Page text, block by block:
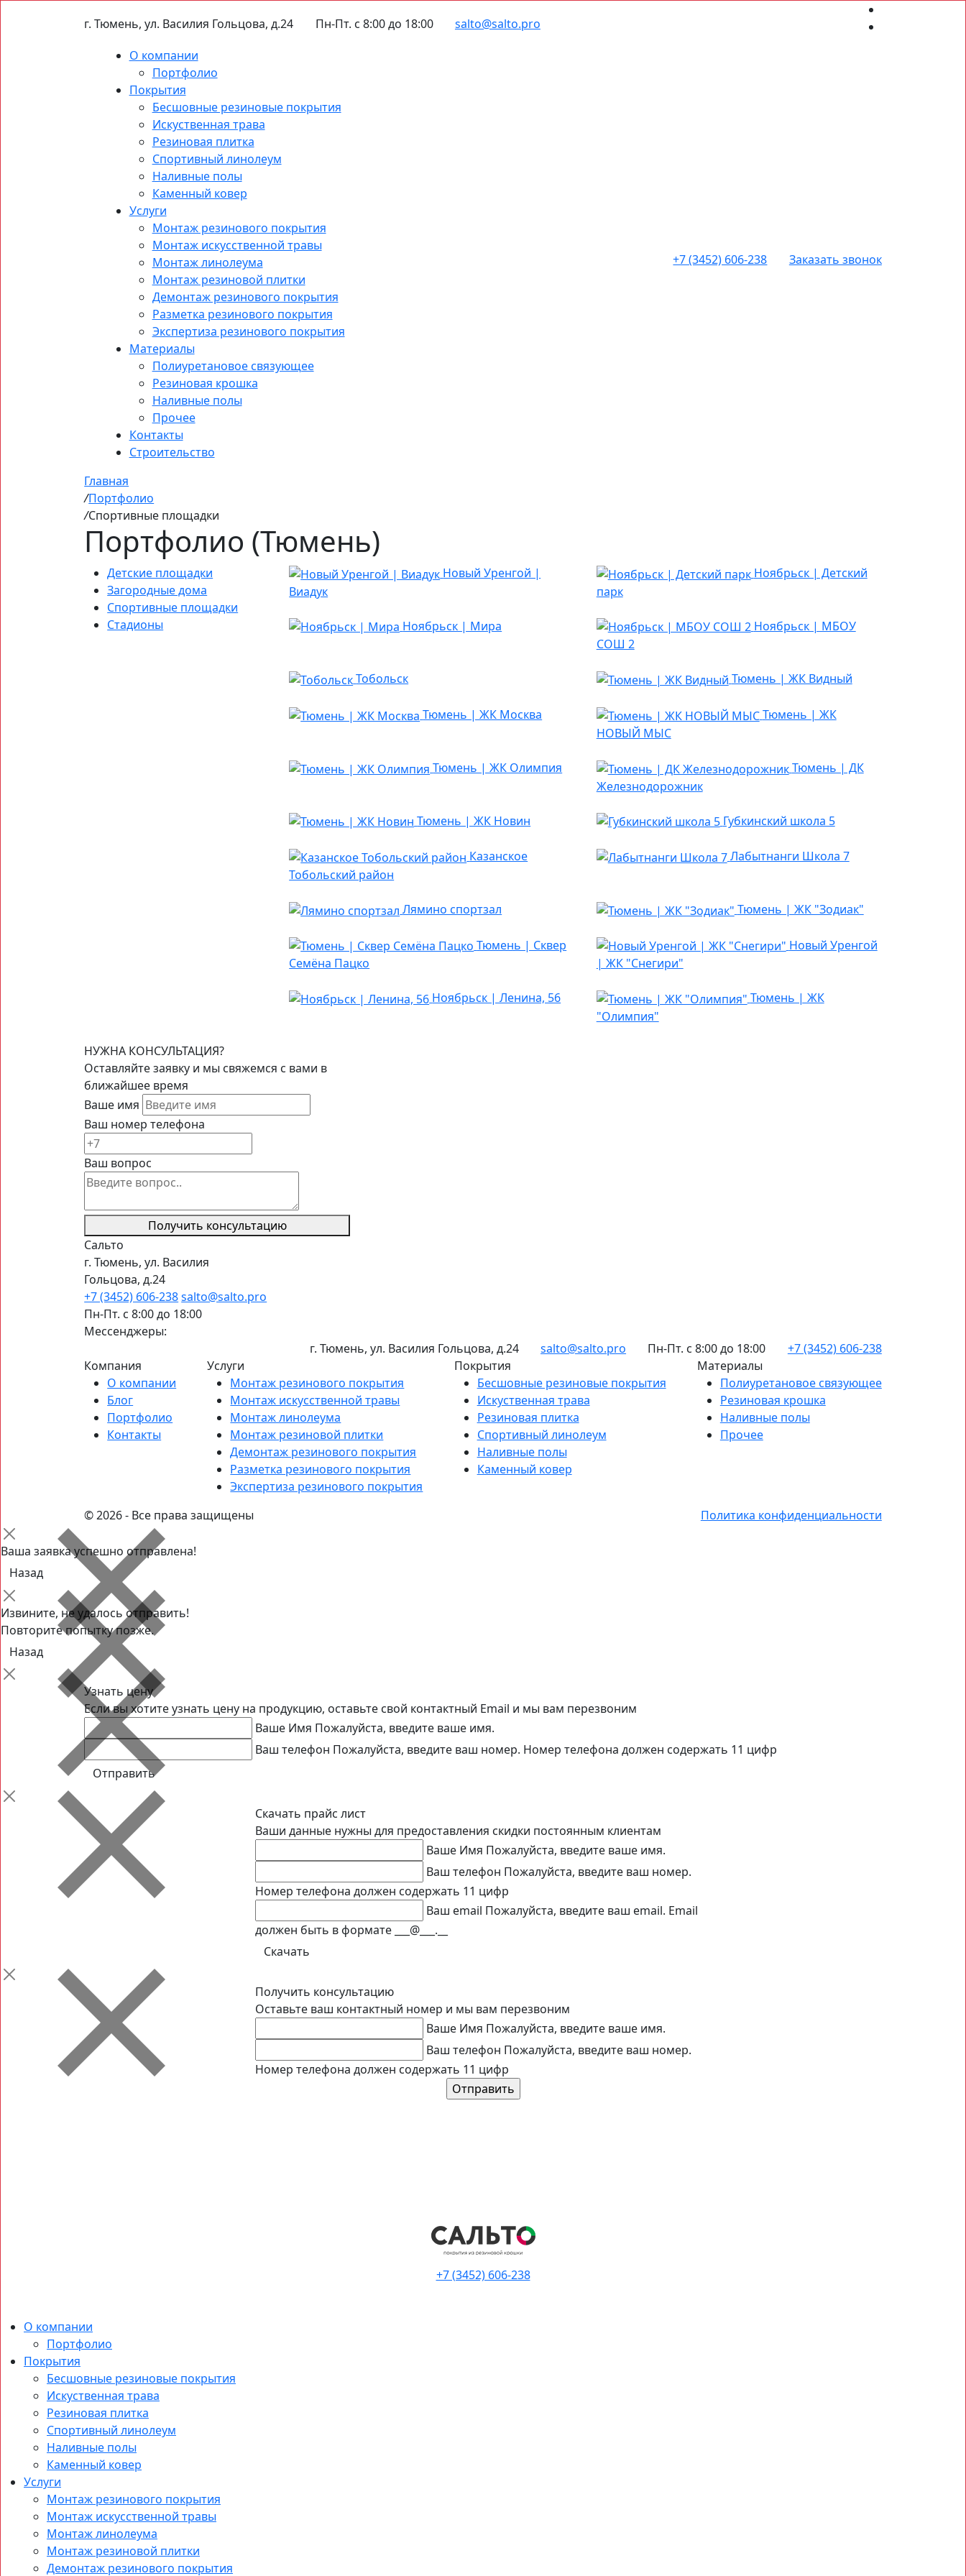
г. Тюмень, ул. Василия Гольцова, д.24 Пн-Пт. с 8:00 до 18:00
salto@salto.pro
О компании
Портфолио
Покрытия
Бесшовные резиновые покрытия
Искуственная трава
Резиновая плитка
Спортивный линолеум
Наливные полы
Каменный ковер
Услуги
Монтаж резинового покрытия
Монтаж искусственной травы
Монтаж линолеума
Монтаж резиновой плитки
Демонтаж резинового покрытия
Разметка резинового покрытия
Экспертиза резинового покрытия
Материалы
Полиуретановое связующее
Резиновая крошка
Наливные полы
Прочее
Контакты
Строительство
+7 (3452) 606-238 Заказать звонок
Главная
/Портфолио
/Спортивные площадки
Портфолио (Тюмень)
Детские площадки
Загородные дома
Спортивные площадки
Стадионы
Новый Уренгой |
Виадук
Ноябрьск | Детский
парк
Ноябрьск | Мира
Ноябрьск | МБОУ
СОШ 2
Тобольск Тюмень | ЖК Видный
Тюмень | ЖК Москва
Тюмень | ЖК
НОВЫЙ МЫС
Тюмень | ЖК Олимпия
Тюмень | ДК
Железнодорожник
Тюмень | ЖК Новин Губкинский школа 5
Казанское
Тобольский район
Лабытнанги Школа 7
Лямино спортзал Тюмень | ЖК "Зодиак"
Тюмень | Сквер
Семёна Пацко
Новый Уренгой
| ЖК "Снегири"
Ноябрьск | Ленина, 56
Тюмень | ЖК
"Олимпия"
НУЖНА КОНСУЛЬТАЦИЯ?
Оставляйте заявку и мы свяжемся с вами в
ближайшее время
Ваше имя
Ваш номер телефона
Ваш вопрос
Получить консультацию
Сальто
г. Тюмень, ул. Василия
Гольцова, д.24
+7 (3452) 606-238salto@salto.pro
Пн-Пт. с 8:00 до 18:00
Мессенджеры:
г. Тюмень, ул. Василия Гольцова, д.24
salto@salto.pro Пн-Пт. с 8:00 до 18:00
+7 (3452) 606-238
Компания
О компании
Блог
Портфолио
Контакты
Услуги
Монтаж резинового покрытия
Монтаж искусственной травы
Монтаж линолеума
Монтаж резиновой плитки
Демонтаж резинового покрытия
Разметка резинового покрытия
Экспертиза резинового покрытия
Покрытия
Бесшовные резиновые покрытия
Искуственная трава
Резиновая плитка
Спортивный линолеум
Наливные полы
Каменный ковер
Материалы
Полиуретановое связующее
Резиновая крошка
Наливные полы
Прочее
© 2026 - Все права защищены Политика конфиденциальности
Ваша заявка успешно отправлена!
Назад
Извините, не удалось отправить!
Повторите попытку позже.
Назад
Узнать цену
Если вы хотите узнать цену на продукцию, оставьте свой контактный Email и мы вам перезвоним
Ваше Имя Пожалуйста, введите ваше имя.
Ваш телефон Пожалуйста, введите ваш номер. Номер телефона должен содержать 11 цифр
Скачать прайс лист
Ваши данные нужны для предоставления скидки постоянным клиентам
Ваше Имя Пожалуйста, введите ваше имя.
Ваш телефон Пожалуйста, введите ваш номер.
Номер телефона должен содержать 11 цифр
Ваш email Пожалуйста, введите ваш email. Email
должен быть в формате ___@___.__
Получить консультацию
Оставьте ваш контактный номер и мы вам перезвоним
Ваше Имя Пожалуйста, введите ваше имя.
Ваш телефон Пожалуйста, введите ваш номер.
Номер телефона должен содержать 11 цифр
+7 (3452) 606-238
О компании
Портфолио
Покрытия
Бесшовные резиновые покрытия
Искуственная трава
Резиновая плитка
Спортивный линолеум
Наливные полы
Каменный ковер
Услуги
Монтаж резинового покрытия
Монтаж искусственной травы
Монтаж линолеума
Монтаж резиновой плитки
Демонтаж резинового покрытия